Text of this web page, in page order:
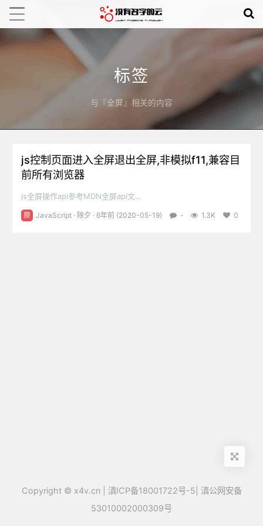
标签
与『全屏』相关的内容
js控制页面进入全屏退出全屏,非模拟f11,兼容目
前所有浏览器
js全屏操作api参考MDN全屏api文
档:https://developer.mozilla.org/zh-
原 JavaScript · 除夕 · 6年前 (2020-05-19) - 1.3K 0
Copyright © x4v.cn| 滇ICP备18001722号-5
滇公网安备
53010002000309号